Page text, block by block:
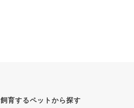
飼育するペットから探す